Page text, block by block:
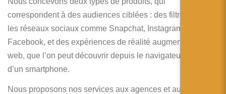
correspondent à des audiences ciblées : des filtres pour
les réseaux sociaux comme Snapchat, Instagram et
Facebook, et des expériences de réalité augmentée sur le
web, que l’on peut découvrir depuis le navigateur internet
d’un smartphone.
Nous proposons nos services aux agences et aux studios